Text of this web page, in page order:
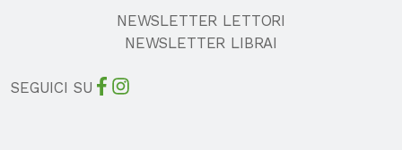
NEWSLETTER LETTORI
NEWSLETTER LIBRAI
SEGUICI SU